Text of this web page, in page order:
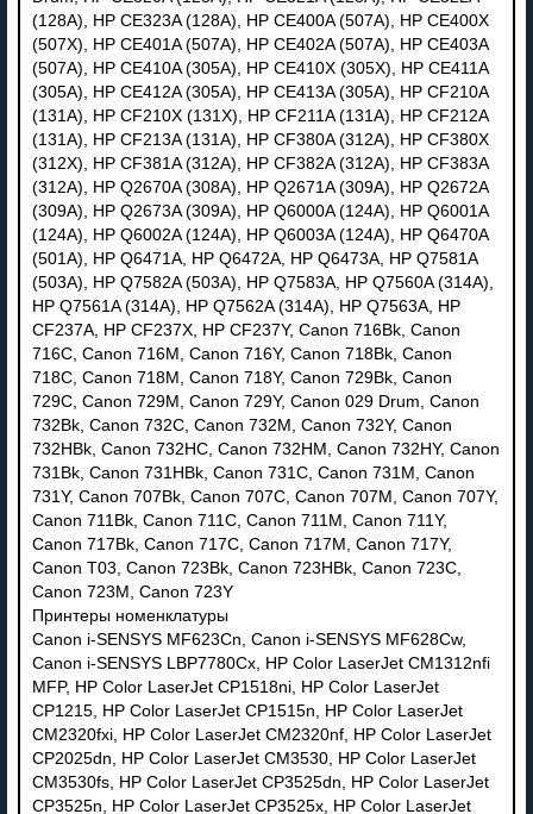
(128A), HP CE323A (128A), HP CE400A (507A), HP CE400X
(507X), HP CE401A (507A), HP CE402A (507A), HP CE403A
(507A), HP CE410A (305A), HP CE410X (305X), HP CE411A
(305A), HP CE412A (305A), HP CE413A (305A), HP CF210A
(131A), HP CF210X (131X), HP CF211A (131A), HP CF212A
(131A), HP CF213A (131A), HP CF380A (312A), HP CF380X
(312X), HP CF381A (312A), HP CF382A (312A), HP CF383A
(312A), HP Q2670A (308A), HP Q2671A (309A), HP Q2672A
(309A), HP Q2673A (309A), HP Q6000A (124A), HP Q6001A
(124A), HP Q6002A (124A), HP Q6003A (124A), HP Q6470A
(501A), HP Q6471A, HP Q6472A, HP Q6473A, HP Q7581A
(503A), HP Q7582A (503A), HP Q7583A, HP Q7560A (314A),
HP Q7561A (314A), HP Q7562A (314A), HP Q7563A, HP
CF237A, HP CF237X, HP CF237Y, Canon 716Bk, Canon
716C, Canon 716M, Canon 716Y, Canon 718Bk, Canon
718C, Canon 718M, Canon 718Y, Canon 729Bk, Canon
729C, Canon 729M, Canon 729Y, Canon 029 Drum, Canon
732Bk, Canon 732C, Canon 732M, Canon 732Y, Canon
732HBk, Canon 732HC, Canon 732HM, Canon 732HY, Canon
731Bk, Canon 731HBk, Canon 731C, Canon 731M, Canon
731Y, Canon 707Bk, Canon 707C, Canon 707M, Canon 707Y,
Canon 711Bk, Canon 711C, Canon 711M, Canon 711Y,
Canon 717Bk, Canon 717C, Canon 717M, Canon 717Y,
Canon T03, Canon 723Bk, Canon 723HBk, Canon 723C,
Canon 723M, Canon 723Y
Принтеры номенклатуры
Canon i-SENSYS MF623Cn, Canon i-SENSYS MF628Cw,
Canon i-SENSYS LBP7780Cx, HP Color LaserJet CM1312nfi
MFP, HP Color LaserJet CP1518ni, HP Color LaserJet
CP1215, HP Color LaserJet CP1515n, HP Color LaserJet
CM2320fxi, HP Color LaserJet CM2320nf, HP Color LaserJet
CP2025dn, HP Color LaserJet CM3530, HP Color LaserJet
CM3530fs, HP Color LaserJet CP3525dn, HP Color LaserJet
CP3525n, HP Color LaserJet CP3525x, HP Color LaserJet